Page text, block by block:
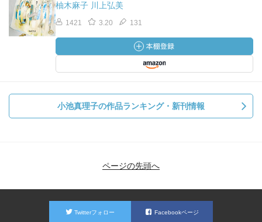
柚木麻子 川上弘美
1421 3.20 131
小池真理子の作品ランキング・新刊情報
ページの先頭へ
Twitterフォロー Facebookページ